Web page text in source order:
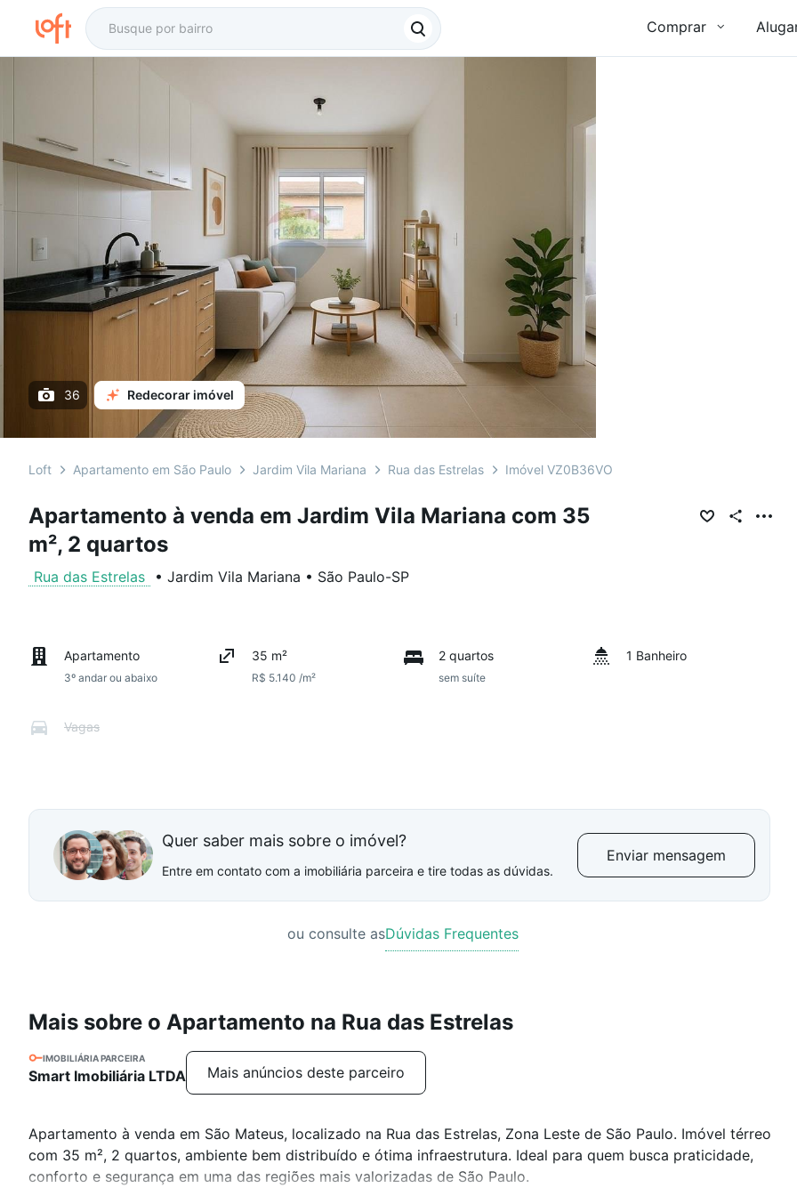
Comprar
36 Redecorar imóvel
Loft Apartamento em São Paulo Jardim Vila Mariana Rua das Estrelas Imóvel VZ0B36VO
Apartamento à venda em Jardim Vila Mariana com 35
m², 2 quartos
Rua das Estrelas • Jardim Vila Mariana • São Paulo-SP
Apartamento
3º andar ou abaixo
35 m²
R$ 5.140 /m²
2 quartos
sem suíte
1 Banheiro
Vagas
Quer saber mais sobre o imóvel?
Entre em contato com a imobiliária parceira e tire todas as dúvidas.
Enviar mensagem
ou consulte asDúvidas Frequentes
Mais sobre o Apartamento na Rua das Estrelas
IMOBILIÁRIA PARCEIRA
Smart Imobiliária LTDA Mais anúncios deste parceiro
Apartamento à venda em São Mateus, localizado na Rua das Estrelas, Zona Leste de São Paulo. Imóvel térreo
com 35 m², 2 quartos, ambiente bem distribuído e ótima infraestrutura. Ideal para quem busca praticidade,
conforto e segurança em uma das regiões mais valorizadas de São Paulo.